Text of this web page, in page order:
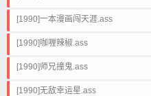
[1990]一本漫画闯天涯.ass
[1990]咖喱辣椒.ass
[1990]师兄撞鬼.ass
[1990]无敌幸运星.ass